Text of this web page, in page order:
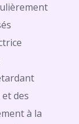
des
à la